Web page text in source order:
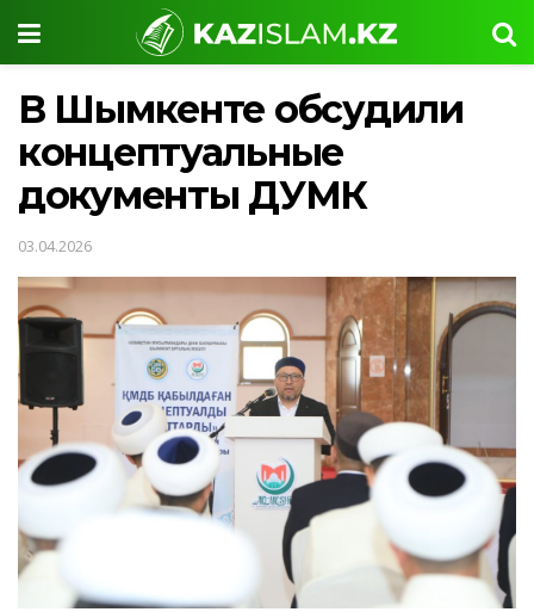
В Шымкенте обсудили
концептуальные
документы ДУМК
03.04.2026